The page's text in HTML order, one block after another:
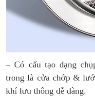
– Có cấu tạo dạng
trong là cửa chớp &
khí lưu thông dễ dàng.